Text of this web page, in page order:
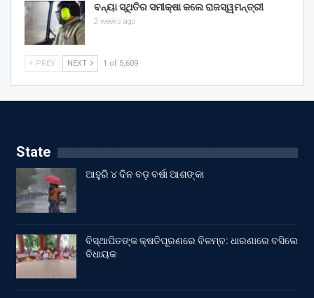
ବନ୍ୟା ସ୍ଥିତିର ସମୀକ୍ଷା କଲେ ରାଜସ୍ୱମନ୍ତ୍ରୀ
2 weeks ago
PREV NEXT 1 of 5,609
State
ଆହୁରି ୪ ଦିନ ବଡ଼ ବର୍ଷା ଆଶଙ୍କା
ବିସ୍ଥାପିତଙ୍କ କ୍ଷତିପୂରଣରେ ବିଳମ୍ବ: ଧାରଣାରେ ବସିଲେ
ବିଧାୟକ